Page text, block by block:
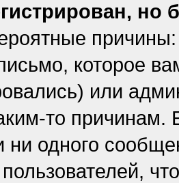
но
которое
или
то
ни одного